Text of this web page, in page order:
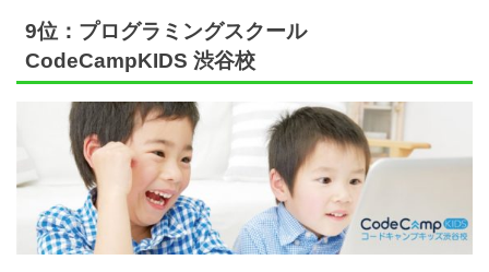
9位：プログラミングスクール
CodeCampKIDS 渋谷校